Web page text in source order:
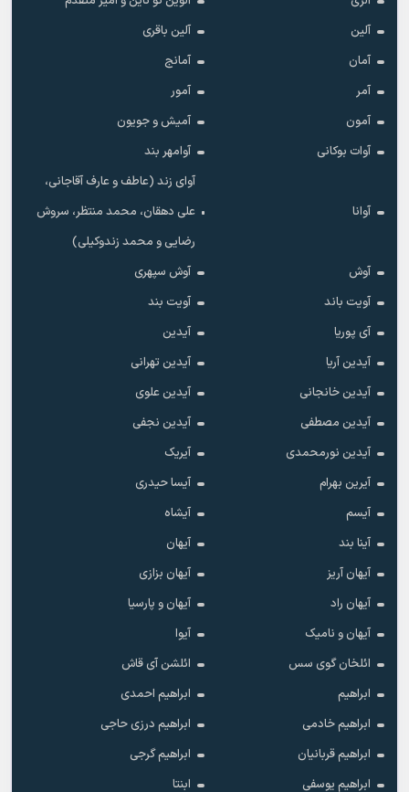
آلین
آلین باقری
آمان
آمانج
آمر
آمور
آمون
آمیش و جویون
آوات بوکانی
آوامهر بند
آوانا
آوای زند (عاطف و عارف آقاجانی،
علی دهقان، محمد منتظر، سروش
رضایی و محمد زندوکیلی)
آوش
آوش سپهری
آویت باند
آویت بند
آی پوریا
آیدین
آیدین آریا
آیدین تهرانی
آیدین خانجانی
آیدین علوی
آیدین مصطفی
آیدین نجفی
آیدین نورمحمدی
آیریک
آیرین بهرام
آیسا حیدری
آیسم
آیشاه
آینا بند
آیهان
آیهان آریز
آیهان بزازی
آیهان راد
آیهان و پارسیا
آیهان و نامیک
آیوا
ائلخان گوی سس
ائلشن آی قاش
ابراهیم
ابراهیم احمدی
ابراهیم خادمی
ابراهیم درزی حاجی
ابراهیم قربانیان
ابراهیم گرجی
ابراهیم یوسفی
ابنتا